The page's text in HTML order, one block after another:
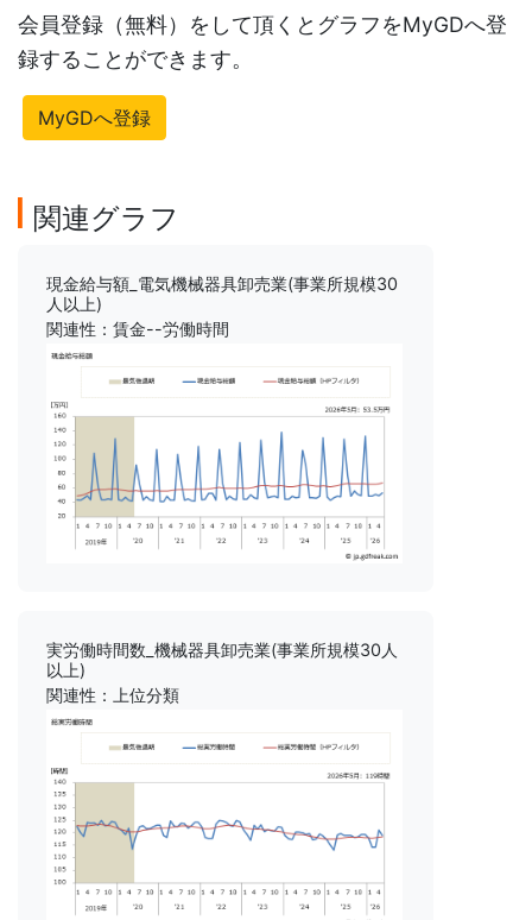
会員登録（無料）をして頂くとグラフをMyGDへ登
録することができます。
MyGDへ登録
関連グラフ
現金給与額_電気機械器具卸売業(事業所規模30
人以上)
関連性：賃金--労働時間
実労働時間数_機械器具卸売業(事業所規模30人
以上)
関連性：上位分類